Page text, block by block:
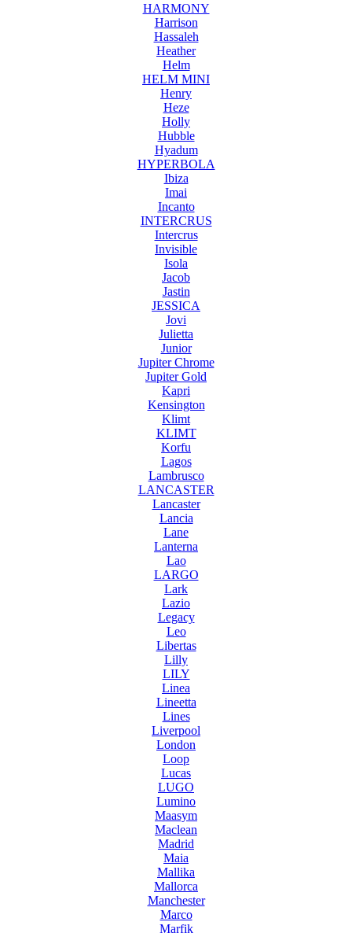
HARMONY
Harrison
Hassaleh
Heather
Helm
HELM MINI
Henry
Heze
Holly
Hubble
Hyadum
HYPERBOLA
Ibiza
Imai
Incanto
INTERCRUS
Intercrus
Invisible
Isola
Jacob
Jastin
JESSICA
Jovi
Julietta
Junior
Jupiter Chrome
Jupiter Gold
Kapri
Kensington
Klimt
KLIMT
Korfu
Lagos
Lambrusco
LANCASTER
Lancaster
Lancia
Lane
Lanterna
Lao
LARGO
Lark
Lazio
Legacy
Leo
Libertas
Lilly
LILY
Linea
Lineetta
Lines
Liverpool
London
Loop
Lucas
LUGO
Lumino
Maasym
Maclean
Madrid
Maia
Mallika
Mallorca
Manchester
Marco
Marfik